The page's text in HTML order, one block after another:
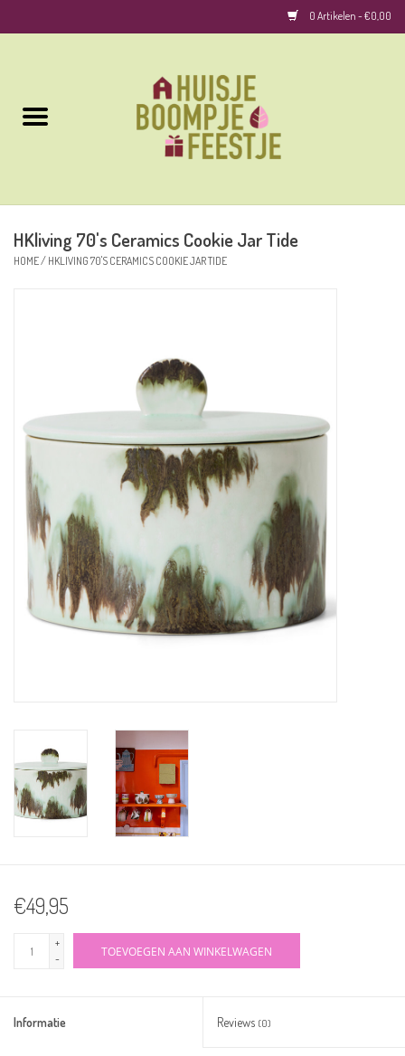
0 Artikelen - €0,00
Woonaccessoires
HKliving 70's Ceramics Cookie Jar Tide
HOME/ HKLIVING 70'S CERAMICS COOKIE JAR TIDE
€49,95
+
-
TOEVOEGEN AAN WINKELWAGEN
Informatie Reviews (0)